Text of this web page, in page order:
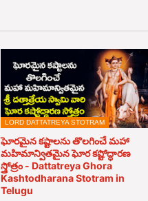
LORD DATTATREYA STOTRAM
ఘోరమైన కష్టాలను తొలగించే మహా
మహిమాన్వితమైన ఘోర కష్టోద్ధారణ
స్త్రోత్రం - Dattatreya Ghora
Kashtodharana Stotram in
Telugu